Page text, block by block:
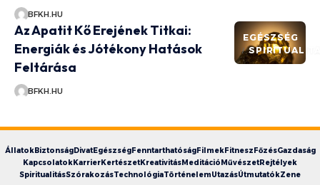
BFKH.HU
EGÉSZSÉG
Az Apatit Kő Erejének Titkai:
Energiák és Jótékony Hatások
Feltárása
BFKH.HU
ÁllatokBiztonságDivatEgészségFenntarthatóságFilmekFitnesz FőzésGazdaság
KapcsolatokKarrierKertészetKreativitásMeditáció MűvészetRejtélyek
SpiritualitásSzórakozásTechnológiaTörténelemUtazásÚtmutatókZene